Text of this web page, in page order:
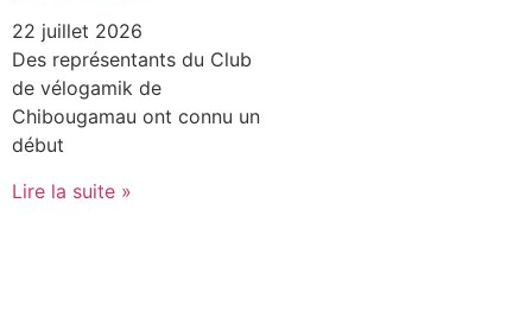
22 juillet 2026
Des représentants du Club
de vélogamik de
Chibougamau ont connu un
début
Lire la suite »